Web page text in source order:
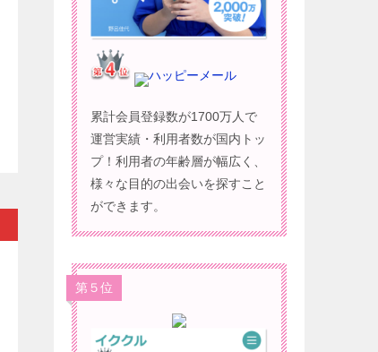
ハッピーメール
累計会員登録数が1700万人で
運営実績・利用者数が国内トッ
プ！利用者の年齢層が幅広く、
様々な目的の出会いを探すこと
ができます。
第５位